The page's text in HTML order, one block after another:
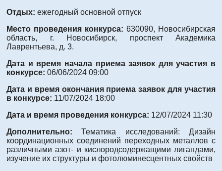
Отдых: ежегодный основной отпуск
Место проведения конкурса: 630090, Новосибирская
область, г. Новосибирск, проспект Академика
Лаврентьева, д. 3.
Дата и время начала приема заявок для участия в
конкурсе: 06/06/2024 09:00
Дата и время окончания приема заявок для участия
в конкурсе: 11/07/2024 18:00
Дата и время проведения конкурса: 12/07/2024 11:30
Дополнительно:Тематика исследований: Дизайн
координационных соединений переходных металлов с
различными азот- и кислородсодержащими лигандами,
изучение их структуры и фотолюминесцентных свойств